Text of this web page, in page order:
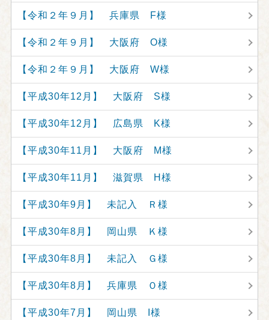
【令和２年９月】 兵庫県 F様
【令和２年９月】 大阪府 O様
【令和２年９月】 大阪府 W様
【平成30年12月】 大阪府 S様
【平成30年12月】 広島県 K様
【平成30年11月】 大阪府 M様
【平成30年11月】 滋賀県 H様
【平成30年9月】 未記入 Ｒ様
【平成30年8月】 岡山県 Ｋ様
【平成30年8月】 未記入 Ｇ様
【平成30年8月】 兵庫県 Ｏ様
【平成30年7月】 岡山県 I様